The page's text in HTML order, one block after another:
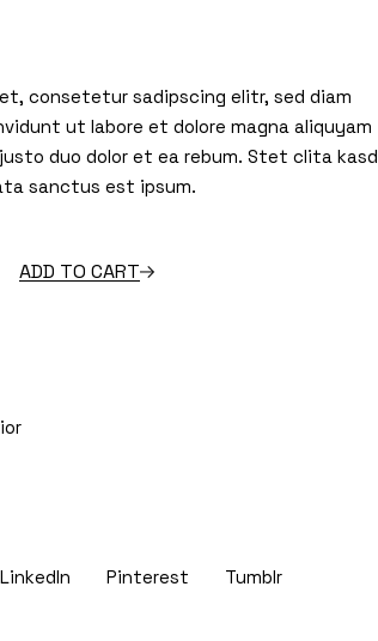
consetetur sadipscing elitr, sed diam
ut labore et dolore magna aliquyam
duo dolor et ea rebum. Stet clita kasd
sanctus est ipsum.
quantity
ADD TO CART
LinkedIn Pinterest
Tumblr